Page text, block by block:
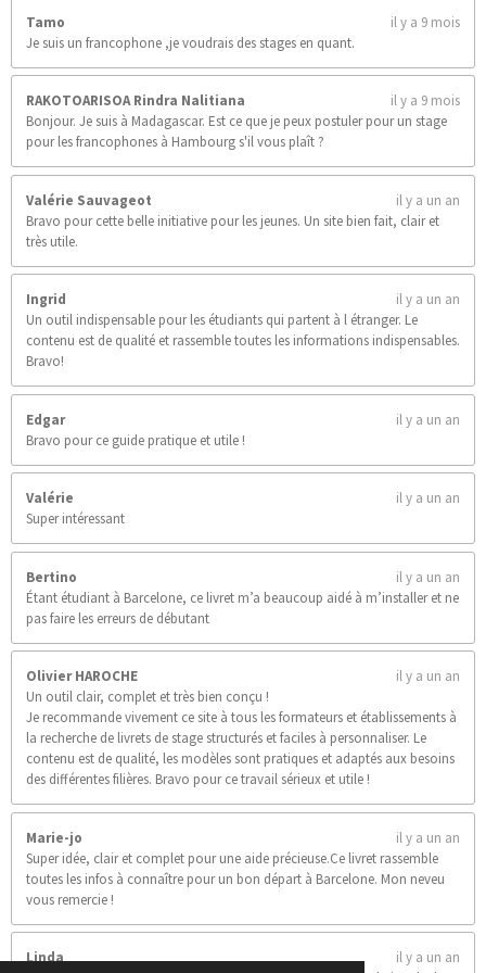
l
Tamo
il y a 9 mois
Je suis un francophone ,je voudrais des stages en quant.
RAKOTOARISOA Rindra Nalitiana
il y a 9 mois
Bonjour. Je suis à Madagascar. Est ce que je peux postuler pour un stage
pour les francophones à Hambourg s'il vous plaît ?
Valérie Sauvageot
il y a un an
Bravo pour cette belle initiative pour les jeunes. Un site bien fait, clair et
très utile.
Ingrid
il y a un an
Un outil indispensable pour les étudiants qui partent à l étranger. Le
contenu est de qualité et rassemble toutes les informations indispensables.
Bravo!
Edgar
il y a un an
Bravo pour ce guide pratique et utile !
Valérie
il y a un an
Super intéressant
Bertino
il y a un an
Étant étudiant à Barcelone, ce livret m’a beaucoup aidé à m’installer et ne
pas faire les erreurs de débutant
Olivier HAROCHE
il y a un an
Un outil clair, complet et très bien conçu !
Je recommande vivement ce site à tous les formateurs et établissements à
la recherche de livrets de stage structurés et faciles à personnaliser. Le
contenu est de qualité, les modèles sont pratiques et adaptés aux besoins
des différentes filières. Bravo pour ce travail sérieux et utile !
Marie-jo
il y a un an
Super idée, clair et complet pour une aide précieuse.Ce livret rassemble
toutes les infos à connaître pour un bon départ à Barcelone. Mon neveu
vous remercie !
Linda
il y a un an